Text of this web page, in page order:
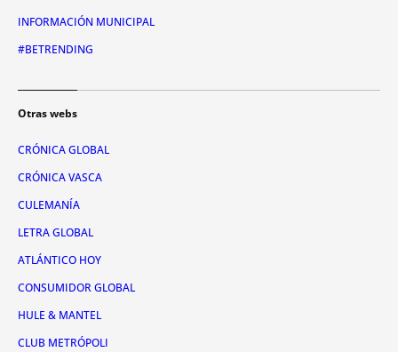
INFORMACIÓN MUNICIPAL
#BETRENDING
Otras webs
CRÓNICA GLOBAL
CRÓNICA VASCA
CULEMANÍA
LETRA GLOBAL
ATLÁNTICO HOY
CONSUMIDOR GLOBAL
HULE & MANTEL
CLUB METRÓPOLI